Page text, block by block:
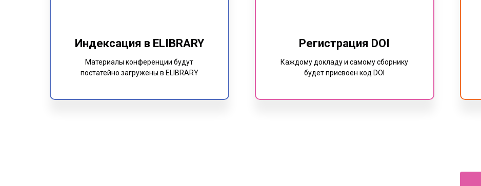
Индексация в ELIBRARY
Материалы конференции будут
постатейно загружены в ELIBRARY
Регистрация DOI
Каждому докладу и самому сборнику
будет присвоен код DOI